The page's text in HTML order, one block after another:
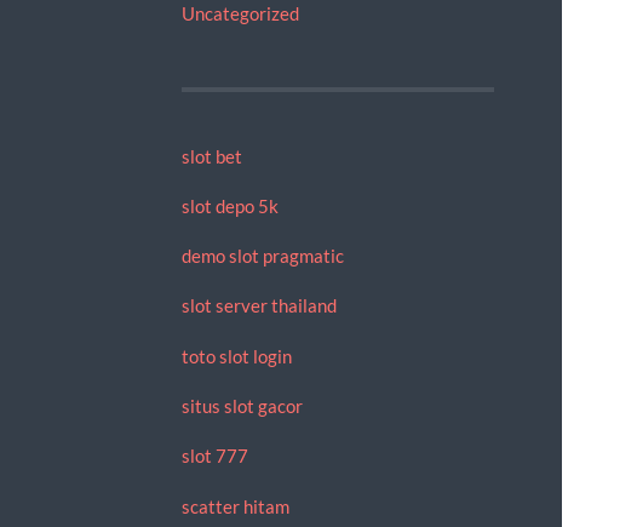
Uncategorized
slot bet
slot depo 5k
demo slot pragmatic
slot server thailand
toto slot login
situs slot gacor
slot 777
scatter hitam